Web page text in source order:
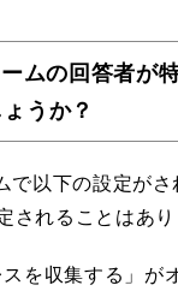
ムの回答者が
うか？
以下の設定がさ
されることはあり
スを収集する」が